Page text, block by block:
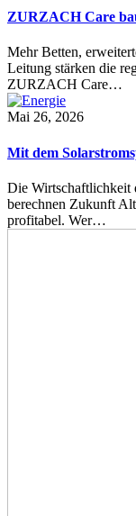
ZURZACH Care
Mehr Betten,
Leitung stärken die
ZURZACH Care…
Mai 26, 2026
Mit dem
Die Wirtschaftlichkeit
berechnen Zukunft
profitabel. Wer…